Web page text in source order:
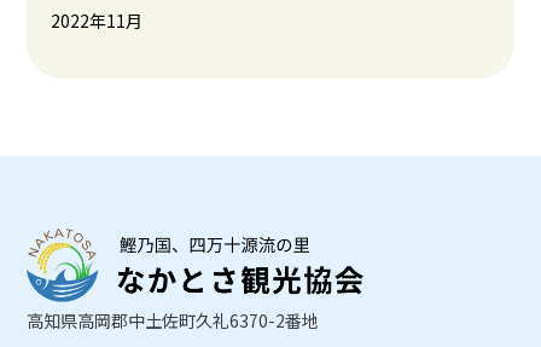
2022年11月
高知県高岡郡中土佐町久礼6370-2番地